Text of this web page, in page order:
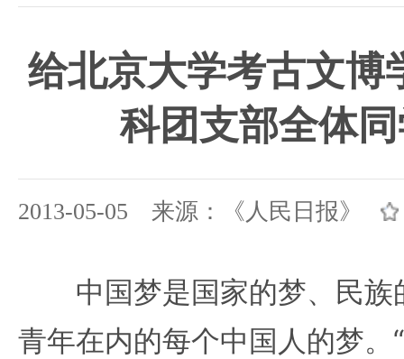
给北京大学考古文
科团支部全体
2013-05-05 来源：《人民日报》
中国梦是国家的梦、民族
青年在内的每个中国人的梦。